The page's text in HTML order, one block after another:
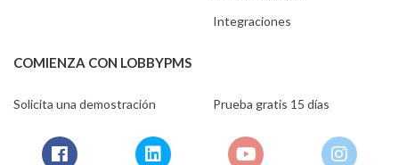
Integraciones
COMIENZA CON LOBBYPMS
Solicita una demostración Prueba gratis 15 días